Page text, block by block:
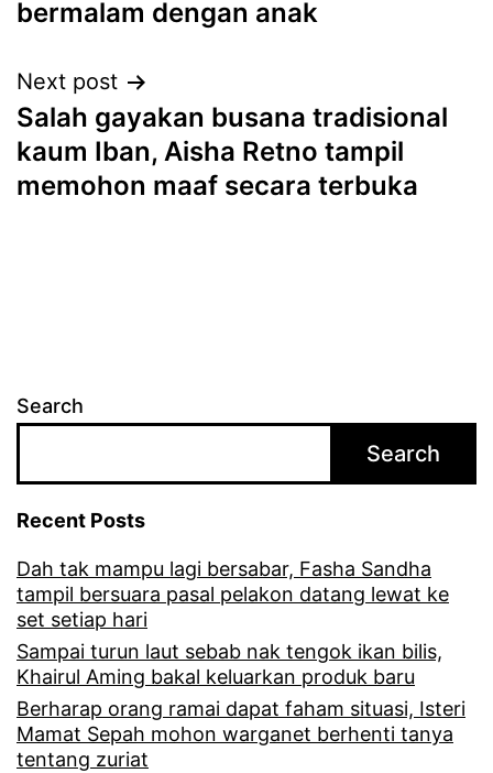
bermalam dengan anak
Next post
Salah gayakan busana tradisional
kaum Iban, Aisha Retno tampil
memohon maaf secara terbuka
Search
Search
Recent Posts
Dah tak mampu lagi bersabar, Fasha Sandha
tampil bersuara pasal pelakon datang lewat ke
set setiap hari
Sampai turun laut sebab nak tengok ikan bilis,
Khairul Aming bakal keluarkan produk baru
Berharap orang ramai dapat faham situasi, Isteri
Mamat Sepah mohon warganet berhenti tanya
tentang zuriat